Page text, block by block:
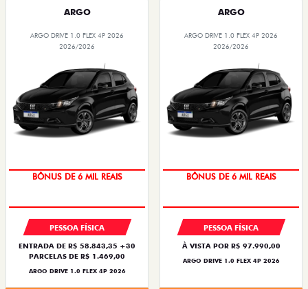
ARGO
ARGO DRIVE 1.0 FLEX 4P 2026
2026/2026
BÔNUS DE 6 MIL REAIS
PESSOA FÍSICA
ENTRADA DE R$ 58.843,35 +30
PARCELAS DE R$ 1.469,00
ARGO DRIVE 1.0 FLEX 4P 2026
ARGO
ARGO DRIVE 1.0 FLEX 4P 2026
2026/2026
BÔNUS DE 6 MIL REAIS
PESSOA FÍSICA
À VISTA POR R$ 97.990,00
ARGO DRIVE 1.0 FLEX 4P 2026